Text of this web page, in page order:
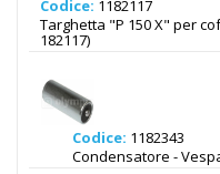
Codice: 1182117
Targhetta "P 150 X" per
182117)
Codice: 1182343
Condensatore -